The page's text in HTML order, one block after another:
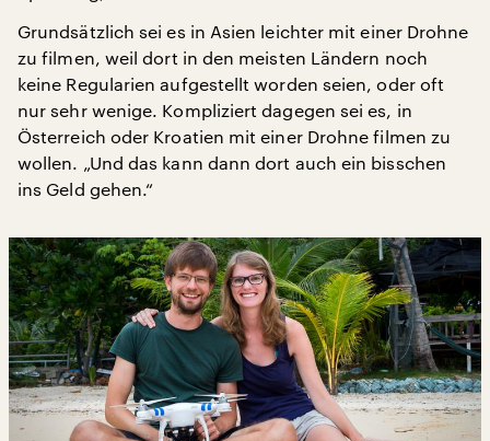
Grundsätzlich sei es in Asien leichter mit einer Drohne
zu filmen, weil dort in den meisten Ländern noch
keine Regularien aufgestellt worden seien, oder oft
nur sehr wenige. Kompliziert dagegen sei es, in
Österreich oder Kroatien mit einer Drohne filmen zu
wollen. „Und das kann dann dort auch ein bisschen
ins Geld gehen.“